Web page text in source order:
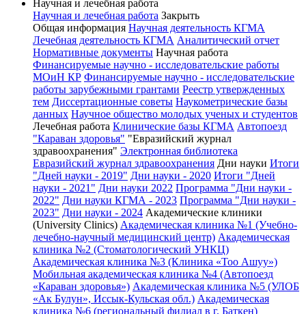
Научная и лечебная работа
Научная и лечебная работа Закрыть
Общая информация Научная деятельность КГМА
Лечебная деятельность КГМА Аналитический отчет
Нормативные документы Научная работа
Финансируемые научно - исследовательские работы
МОиН КР Финансируемые научно - исследовательские
работы зарубежными грантами Реестр утвержденных
тем Диссертационные советы Наукометрические базы
данных Научное общество молодых ученых и студентов
Лечебная работа Клинические базы КГМА Автопоезд
"Караван здоровья" "Евразийский журнал
здравоохранения" Электронная библиотека
Евразийский журнал здравоохранения Дни науки Итоги
"Дней науки - 2019" Дни науки - 2020 Итоги "Дней
науки - 2021" Дни науки 2022 Программа "Дни науки -
2022" Дни науки КГМА - 2023 Программа "Дни науки -
2023" Дни науки - 2024 Академические клиники
(University Clinics) Академическая клиника №1 (Учебно-
лечебно-научный медицинский центр) Академическая
клиника №2 (Стоматологический УНКЦ)
Академическая клиника №3 (Клиника «Тоо Ашуу»)
Мобильная академическая клиника №4 (Автопоезд
«Караван здоровья») Академическая клиника №5 (УЛОБ
«Ак Булун», Иссык-Кульская обл.) Академическая
клиника №6 (региональный филиал в г. Баткен)